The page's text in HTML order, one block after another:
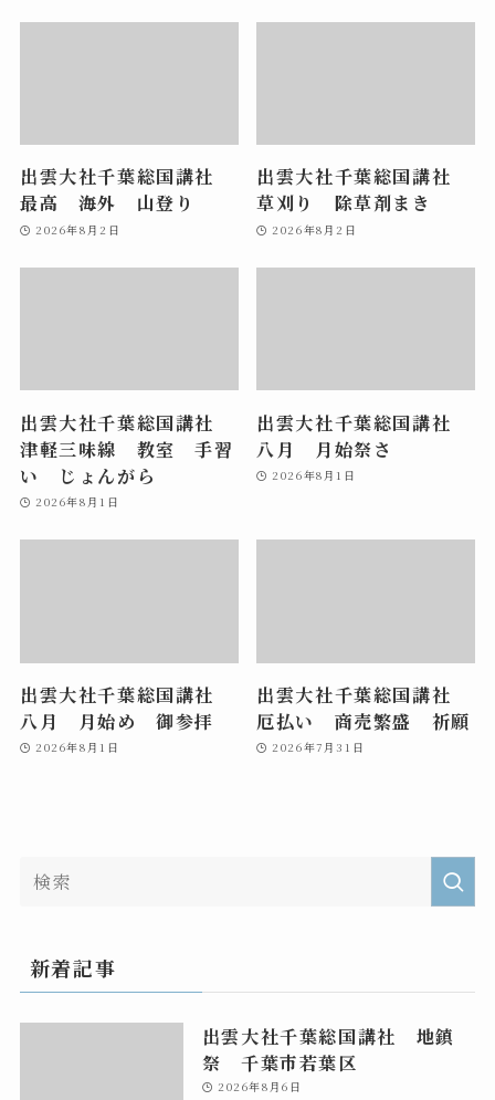
出雲大社千葉総国講社
最高 海外 山登り
2026年8月2日
出雲大社千葉総国講社
草刈り 除草剤まき
2026年8月2日
出雲大社千葉総国講社
津軽三味線 教室 手習
い じょんがら
2026年8月1日
出雲大社千葉総国講社
八月 月始祭さ
2026年8月1日
出雲大社千葉総国講社
八月 月始め 御参拝
2026年8月1日
出雲大社千葉総国講社
厄払い 商売繁盛 祈願
2026年7月31日
新着記事
出雲大社千葉総国講社 地鎮
祭 千葉市若葉区
2026年8月6日